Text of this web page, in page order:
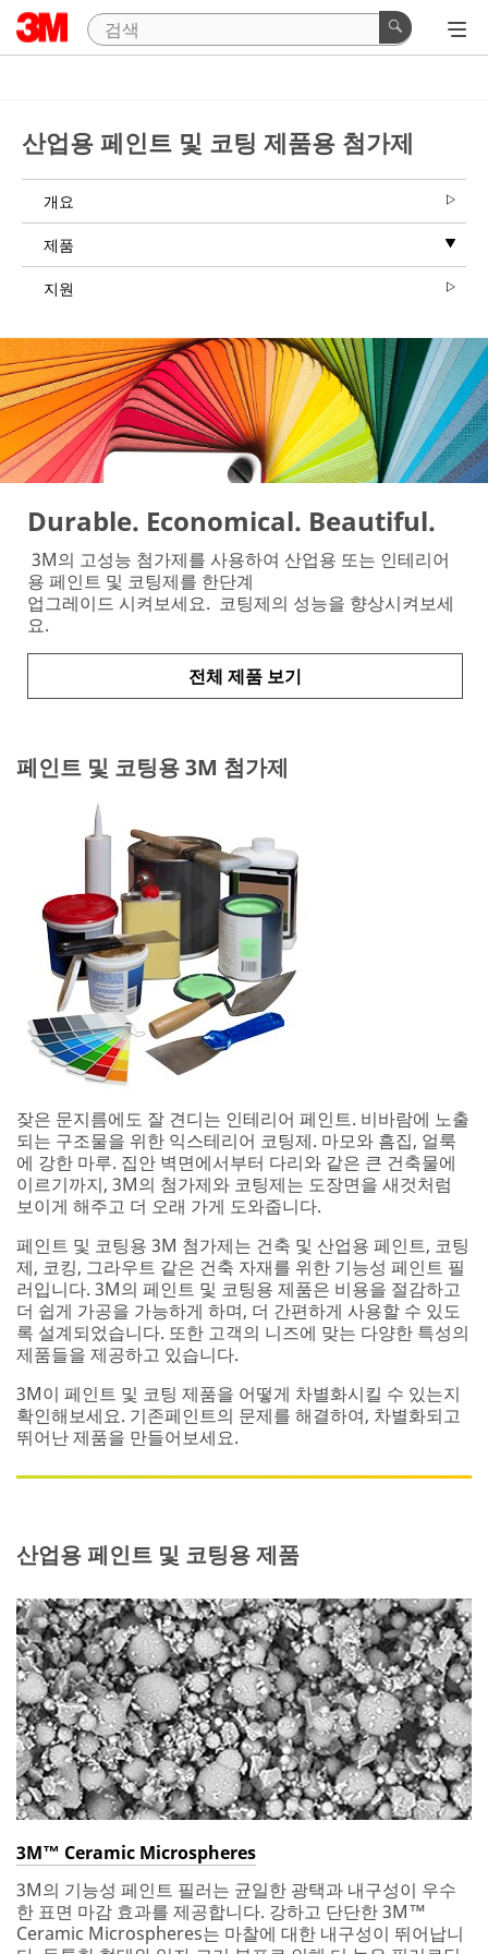
산업용 페인트 및 코팅 제품용 첨가제
개요
제품
지원
Durable. Economical. Beautiful.
3M의 고성능 첨가제를 사용하여 산업용 또는 인테리어
용 페인트 및 코팅제를 한단계
업그레이드 시켜보세요. 코팅제의 성능을 향상시켜보세
요.
전체 제품 보기
페인트 및 코팅용 3M 첨가제
잦은 문지름에도 잘 견디는 인테리어 페인트. 비바람에 노출
되는 구조물을 위한 익스테리어 코팅제. 마모와 흠집, 얼룩
에 강한 마루. 집안 벽면에서부터 다리와 같은 큰 건축물에
이르기까지, 3M의 첨가제와 코팅제는 도장면을 새것처럼
보이게 해주고 더 오래 가게 도와줍니다.
페인트 및 코팅용 3M 첨가제는 건축 및 산업용 페인트, 코팅
제, 코킹, 그라우트 같은 건축 자재를 위한 기능성 페인트 필
러입니다. 3M의 페인트 및 코팅용 제품은 비용을 절감하고
더 쉽게 가공을 가능하게 하며, 더 간편하게 사용할 수 있도
록 설계되었습니다. 또한 고객의 니즈에 맞는 다양한 특성의
제품들을 제공하고 있습니다.
3M이 페인트 및 코팅 제품을 어떻게 차별화시킬 수 있는지
확인해보세요. 기존페인트의 문제를 해결하여, 차별화되고
뛰어난 제품을 만들어보세요.
산업용 페인트 및 코팅용 제품
3M™ Ceramic Microspheres
3M의 기능성 페인트 필러는 균일한 광택과 내구성이 우수
한 표면 마감 효과를 제공합니다. 강하고 단단한 3M™
Ceramic Microspheres는 마찰에 대한 내구성이 뛰어납니